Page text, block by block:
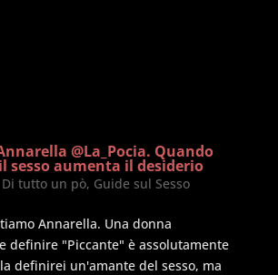
@La_Pocia. Quando
sesso aumenta il desiderio
Di tutto un pò, Guide sul Sesso
Annarella. Una donna
definire "Piccante" è assolutamente
definirei un'amante del sesso, ma